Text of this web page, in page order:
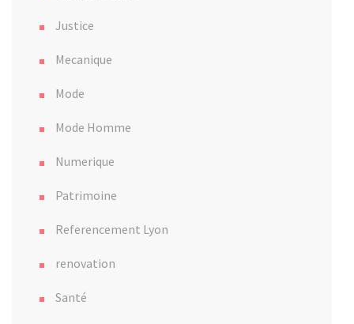
Justice
Mecanique
Mode
Mode Homme
Numerique
Patrimoine
Referencement Lyon
renovation
Santé